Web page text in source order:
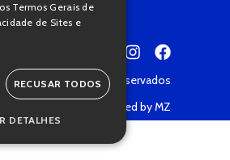
• Todos os direitos reservados
Powered by MZ
Termos Gerais de
de Sites e
RECUSAR TODOS
DETALHES